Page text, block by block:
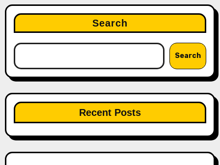
Search
Search
Recent Posts